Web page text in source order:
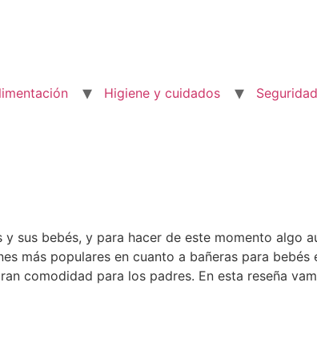
Higiene y cuidados Seguridad
sus bebés, y para hacer de este momento algo
más populares en cuanto a bañeras para bebés
comodidad para los padres. En esta reseña